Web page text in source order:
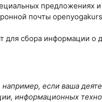
предложениях
почты
сбора информации о
если ваша
информационных